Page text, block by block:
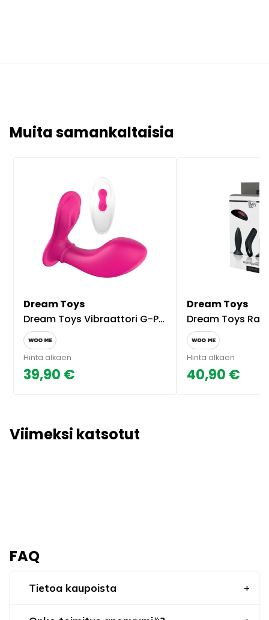
Muita samankaltaisia
Dream Toys
Dream Toys Vibraattori G-Pisteelle Radio-Ohjattava
Hinta alkaen
39,90 €
Dream Toys
Dream Toys Radio-Ohjattava
Hinta alkaen
40,90 €
Viimeksi katsotut
FAQ
Tietoa kaupoista